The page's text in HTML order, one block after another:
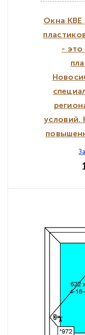
Окна
- это
условий.